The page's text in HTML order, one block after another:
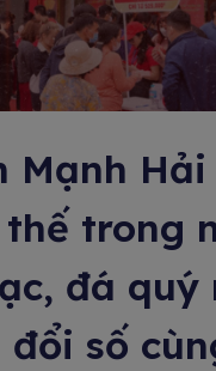
Mạnh
trong
đá quý
đổi số